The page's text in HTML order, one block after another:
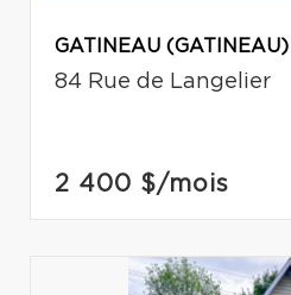
GATINEAU (GATINEAU)
84 Rue de Langelier
2 400 $/mois